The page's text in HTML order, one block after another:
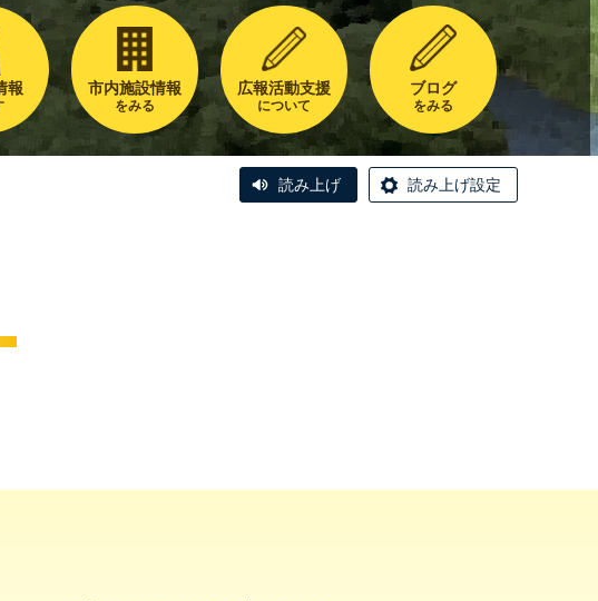
報 市内施設情報
をみる
広報活動支援
について
ブログ
をみる
読み上げ 読み上げ設定